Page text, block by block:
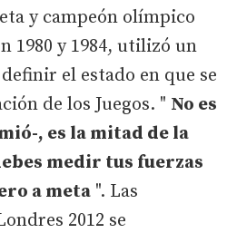
y campeón olímpico
1980 y 1984, utilizó un
el estado en que se
de los Juegos. " No es
, es la mitad de la
medir tus fuerzas
a meta ". Las
2012 se